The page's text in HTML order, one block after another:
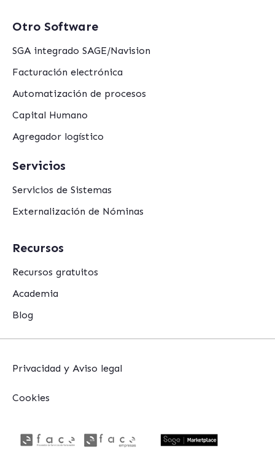
Otro Software
SGA integrado SAGE/Navision
Facturación electrónica
Automatización de procesos
Capital Humano
Agregador logístico
Servicios
Servicios de Sistemas
Externalización de Nóminas
Recursos
Recursos gratuitos
Academia
Blog
Privacidad y Aviso legal
Cookies